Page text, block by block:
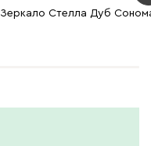
Зеркало Стелла Дуб